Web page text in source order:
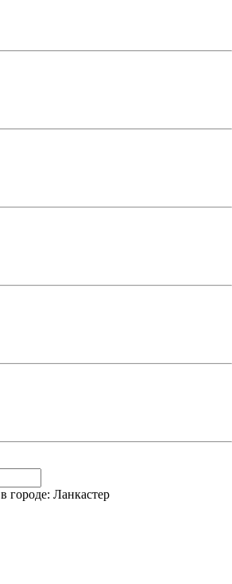
в городе: Ланкастер